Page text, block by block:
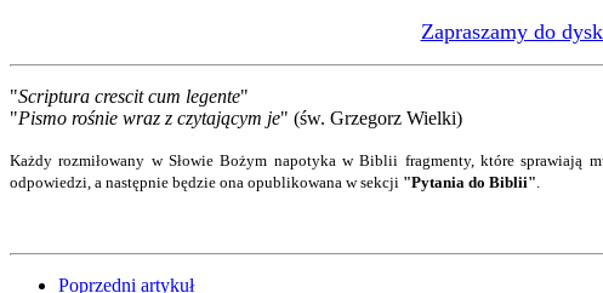
Zapraszamy do
"Scriptura crescit cum legente"
"Pismo rośnie wraz z czytającym je" (św. Grzegorz Wielki)
Każdy rozmiłowany w Słowie Bożym napotyka w Biblii fragmenty, które sprawiają
odpowiedzi, a następnie będzie ona opublikowana w sekcji "Pytania do Biblii".
Poprzedni artykuł